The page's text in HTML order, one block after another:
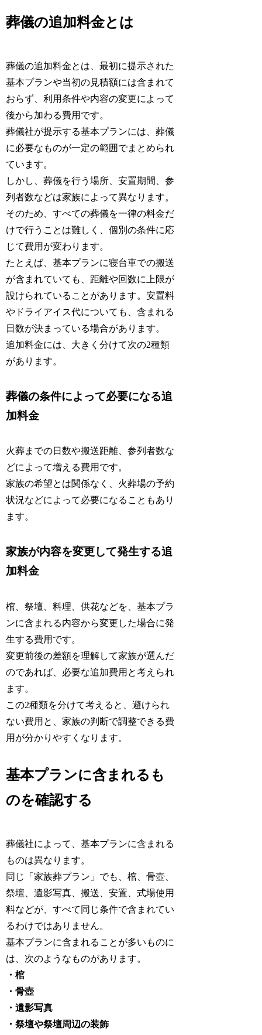
葬儀の追加料金とは
葬儀の追加料金とは、最初に提示された
基本プランや当初の見積額には含まれて
おらず、利用条件や内容の変更によって
後から加わる費用です。
葬儀社が提示する基本プランには、葬儀
に必要なものが一定の範囲でまとめられ
ています。
しかし、葬儀を行う場所、安置期間、参
列者数などは家族によって異なります。
そのため、すべての葬儀を一律の料金だ
けで行うことは難しく、個別の条件に応
じて費用が変わります。
たとえば、基本プランに寝台車での搬送
が含まれていても、距離や回数に上限が
設けられていることがあります。安置料
やドライアイス代についても、含まれる
日数が決まっている場合があります。
追加料金には、大きく分けて次の2種類
があります。
葬儀の条件によって必要になる追
加料金
火葬までの日数や搬送距離、参列者数な
どによって増える費用です。
家族の希望とは関係なく、火葬場の予約
状況などによって必要になることもあり
ます。
家族が内容を変更して発生する追
加料金
棺、祭壇、料理、供花などを、基本プラ
ンに含まれる内容から変更した場合に発
生する費用です。
変更前後の差額を理解して家族が選んだ
のであれば、必要な追加費用と考えられ
ます。
この2種類を分けて考えると、避けられ
ない費用と、家族の判断で調整できる費
用が分かりやすくなります。
基本プランに含まれるも
のを確認する
葬儀社によって、基本プランに含まれる
ものは異なります。
同じ「家族葬プラン」でも、棺、骨壺、
祭壇、遺影写真、搬送、安置、式場使用
料などが、すべて同じ条件で含まれてい
るわけではありません。
基本プランに含まれることが多いものに
は、次のようなものがあります。
・棺
・骨壺
・遺影写真
・祭壇や祭壇周辺の装飾